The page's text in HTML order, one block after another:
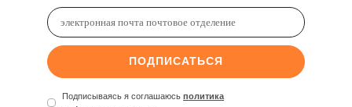
ПОДПИСАТЬСЯ
Подписываясь я соглашаюсь политика